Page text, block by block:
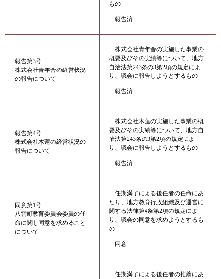
もの
報告済
報告第3号
株式会社青年舎の経営状況
の報告について
株式会社青年舎の実施した事業の
概要及びその実績等について、地方
自治法第243条の3第2項の規定によ
り、議会に報告しようとするもの
報告済
報告第4号
株式会社木蓮の経営状況の
報告について
株式会社木蓮の実施した事業の概
要及びその実績等について、地方自
治法第243条の3第2項の規定によ
り、議会に報告しようとするもの
報告済
同意第1号
八雲町教育委員会委員の任
命に関し同意を求めること
について
任期満了による後任者の任命にあ
たり、地方教育行政組織及び運営に
関する法律第4条第2項の規定によ
り、議会の同意を求めようとするも
の
同意
任期満了による後任者の推薦にあ